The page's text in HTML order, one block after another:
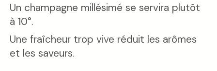
Un champagne millésimé se servira plutôt
à 10°.
Une fraîcheur trop vive réduit les arômes
et les saveurs.